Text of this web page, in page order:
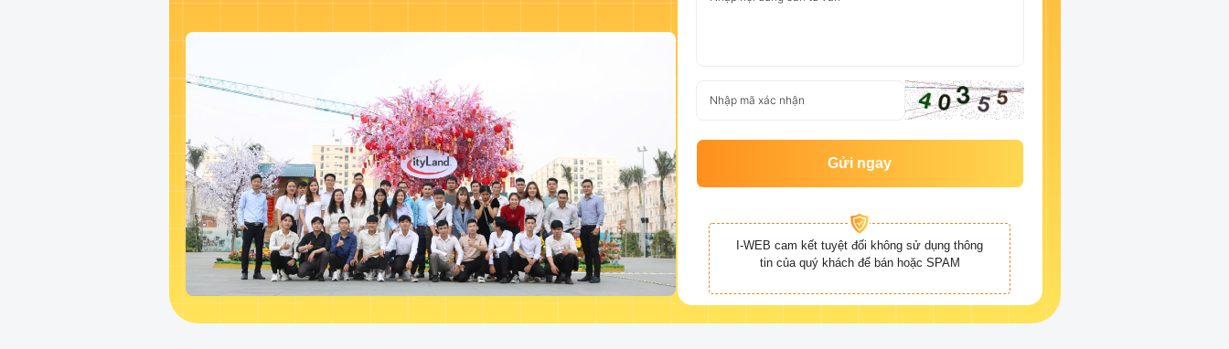
Gửi ngay
I-WEB cam kết tuyệt đối không sử dụng thông
tin của quý khách để bán hoặc SPAM